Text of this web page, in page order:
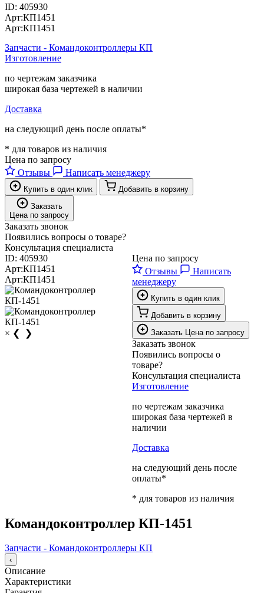
ID: 405930
Арт:КП1451
Арт:КП1451
Запчасти - Командоконтроллеры КП
Изготовление
по чертежам заказчика
широкая база чертежей в наличии
Доставка
на следующий день после оплаты*
* для товаров из наличия
Цена по запросу
Отзывы
Написать менеджеру
Купить в один клик
Добавить в корзину
Заказать
Цена по запросу
Заказать звонок
Появились вопросы о товаре?
Консультация специалиста
ID: 405930
Арт:КП1451
Арт:КП1451
× ❮ ❯
Цена по запросу
Отзывы
Написать
менеджеру
Купить в один клик
Добавить в корзину
Заказать Цена по запросу
Заказать звонок
Появились вопросы о
товаре?
Консультация специалиста
Изготовление
по чертежам заказчика
широкая база чертежей в
наличии
Доставка
на следующий день после
оплаты*
* для товаров из наличия
Командоконтроллер КП-1451
Запчасти - Командоконтроллеры КП
‹
Описание
Характеристики